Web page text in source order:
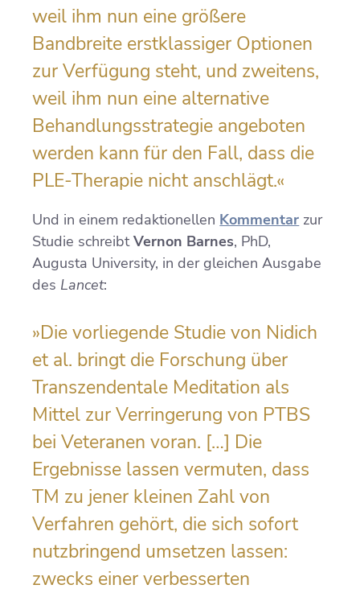
weil ihm nun eine größere
Bandbreite erstklassiger Optionen
zur Verfügung steht, und zweitens,
weil ihm nun eine alternative
Behandlungsstrategie angeboten
werden kann für den Fall, dass die
PLE-Therapie nicht anschlägt.«
Und in einem redaktionellen Kommentar zur
Studie schreibtVernon Barnes, PhD,
Augusta University, in der gleichen Ausgabe
des Lancet:
»Die vorliegende Studie von Nidich
et al. bringt die Forschung über
Transzendentale Meditation als
Mittel zur Verringerung von PTBS
bei Veteranen voran. […] Die
Ergebnisse lassen vermuten, dass
TM zu jener kleinen Zahl von
Verfahren gehört, die sich sofort
nutzbringend umsetzen lassen:
zwecks einer verbesserten